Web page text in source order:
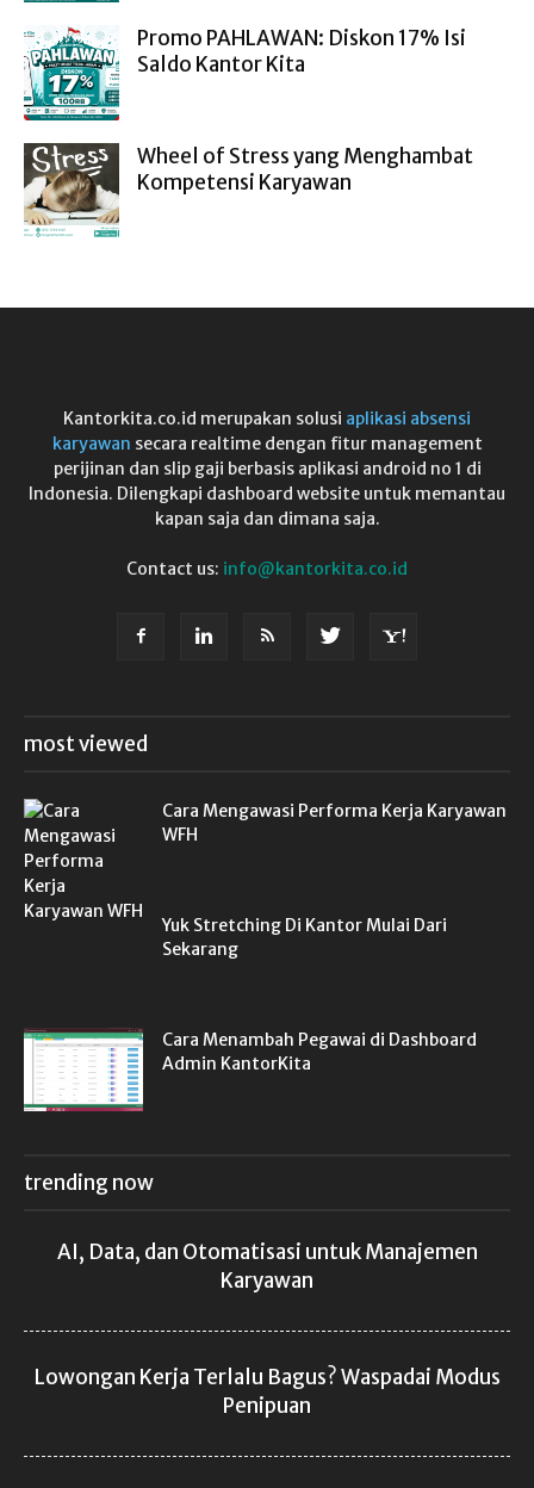
Promo PAHLAWAN: Diskon 17% Isi
Saldo Kantor Kita
Wheel of Stress yang Menghambat
Kompetensi Karyawan
Kantorkita.co.id merupakan solusi aplikasi absensi
karyawan secara realtime dengan fitur management
perijinan dan slip gaji berbasis aplikasi android no 1 di
Indonesia. Dilengkapi dashboard website untuk memantau
kapan saja dan dimana saja.
Contact us: info@kantorkita.co.id
most viewed
Cara Mengawasi Performa Kerja Karyawan
WFH
Yuk Stretching Di Kantor Mulai Dari
Sekarang
Cara Menambah Pegawai di Dashboard
Admin KantorKita
trending now
AI, Data, dan Otomatisasi untuk Manajemen
Karyawan
Lowongan Kerja Terlalu Bagus? Waspadai Modus
Penipuan